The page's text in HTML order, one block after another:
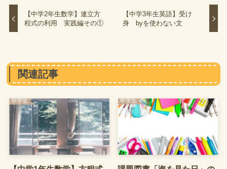
【中学2年生数学】連立方
程式の利用 実践編その①
【中学3年生英語】受け
身 byを使わない文
関連記事